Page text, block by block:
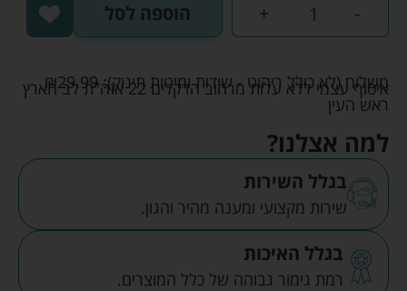
-
+ הוספה לסל
משלוח (לא כולל ריהוט - שידות ומיטות תינוק): ₪29.99
איסוף עצמי ללא עלות מרחוב הדקלים 22 אזה"ת לב הארץ
ראש העין
למה אצלנו?
בגלל השירות
שירות מקצועי ומענה מהיר והגון.
בגלל האיכות
רמת גימור גבוהה של כלל המוצרים.